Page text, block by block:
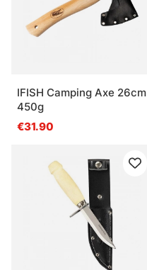
IFISH Camping Axe 26cm
450g
€31.90